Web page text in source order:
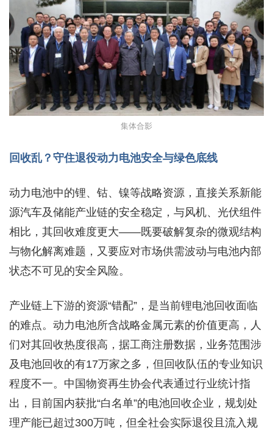
集体合影
回收乱？守住退役动力电池安全与绿色底线
动力电池中的锂、钴、镍等战略资源，直接关系新能
源汽车及储能产业链的安全稳定，与风机、光伏组件
相比，其回收难度更大——既要破解复杂的微观结构
与物化解离难题，又要应对市场供需波动与电池内部
状态不可见的安全风险。
产业链上下游的资源“错配”，是当前锂电池回收面临
的难点。动力电池所含战略金属元素的价值更高，人
们对其回收热度很高，据工商注册数据，业务范围涉
及电池回收的有17万家之多，但回收队伍的专业知识
程度不一。中国物资再生协会代表通过行业统计指
出，目前国内获批“白名单”的电池回收企业，规划处
理产能已超过300万吨，但全社会实际退役且流入规